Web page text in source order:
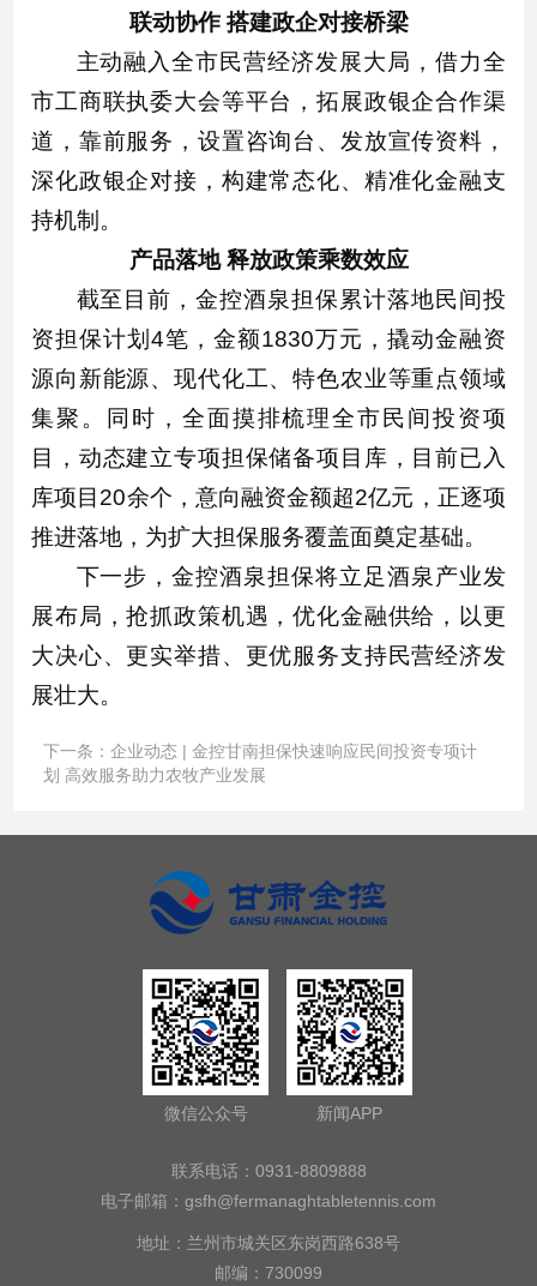
联动协作 搭建政企对接桥梁
主动融入全市民营经济发展大局，借力全
市工商联执委大会等平台，拓展政银企合作渠
道，靠前服务，设置咨询台、发放宣传资料，
深化政银企对接，构建常态化、精准化金融支
持机制。
产品落地 释放政策乘数效应
截至目前，金控酒泉担保累计落地民间投
资担保计划4笔，金额1830万元，撬动金融资
源向新能源、现代化工、特色农业等重点领域
集聚。同时，全面摸排梳理全市民间投资项
目，动态建立专项担保储备项目库，目前已入
库项目20余个，意向融资金额超2亿元，正逐项
推进落地，为扩大担保服务覆盖面奠定基础。
下一步，金控酒泉担保将立足酒泉产业发
展布局，抢抓政策机遇，优化金融供给，以更
大决心、更实举措、更优服务支持民营经济发
展壮大。
下一条：企业动态 | 金控甘南担保快速响应民间投资专项计
划 高效服务助力农牧产业发展
微信公众号 新闻APP
联系电话：0931-8809888
电子邮箱： gsfh@fermanaghtabletennis.com
地址：兰州市城关区东岗西路638号
邮编：730099